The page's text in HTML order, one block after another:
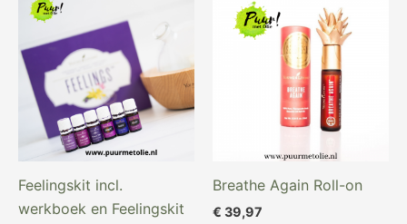
Feelingskit incl.
werkboek en Feelingskit
was:
€ 269,97.€ 259,97.
Breathe Again Roll-on
€ 39,97